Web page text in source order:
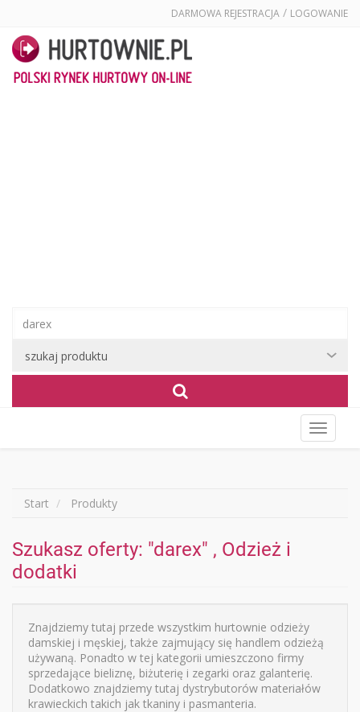
DARMOWA REJESTRACJA / LOGOWANIE
menu
Start Produkty
Szukasz oferty: "darex" , Odzież i
dodatki
Znajdziemy tutaj przede wszystkim hurtownie odzieży
damskiej i męskiej, także zajmujący się handlem odzieżą
używaną. Ponadto w tej kategorii umieszczono firmy
sprzedające bieliznę, biżuterię i zegarki oraz galanterię.
Dodatkowo znajdziemy tutaj dystrybutorów materiałów
krawieckich takich jak tkaniny i pasmanteria.